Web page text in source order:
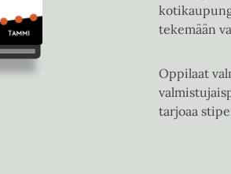
tekemään
Oppilaat
tarjoaa